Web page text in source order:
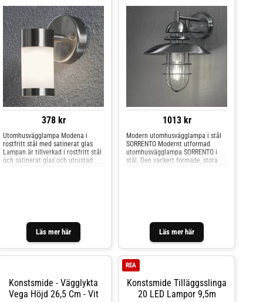
378 kr
Läs mer här
Utomhusvägglampa Modena i
rostfritt stål med satinerat glas
Lampan är tillverkad i rostfritt stål
och satinerat glas och utrustad
1013 kr
Läs mer här
Modern utomhusvägglampa i stål
SORRENTO Modernt utformad
utomhusvägglampa SORRENTO i
stål. Den vackert formade, stora
Konstsmide - Vägglykta
Vega Höjd 26,5 Cm - Vit
Konstsmide Tilläggsslinga
20 LED Lampor 9,5m
REA